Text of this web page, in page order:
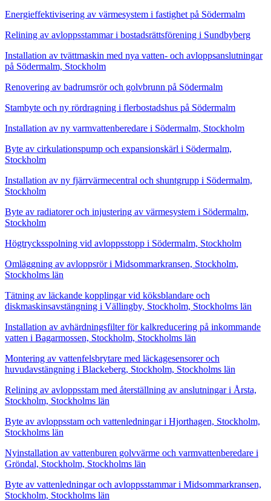
Energieffektivisering av värmesystem i fastighet på Södermalm
Relining av avloppsstammar i bostadsrättsförening i Sundbyberg
Installation av tvättmaskin med nya vatten- och avloppsanslutningar
på Södermalm, Stockholm
Renovering av badrumsrör och golvbrunn på Södermalm
Stambyte och ny rördragning i flerbostadshus på Södermalm
Installation av ny varmvattenberedare i Södermalm, Stockholm
Byte av cirkulationspump och expansionskärl i Södermalm,
Stockholm
Installation av ny fjärrvärmecentral och shuntgrupp i Södermalm,
Stockholm
Byte av radiatorer och injustering av värmesystem i Södermalm,
Stockholm
Högtrycksspolning vid avloppsstopp i Södermalm, Stockholm
Omläggning av avloppsrör i Midsommarkransen, Stockholm,
Stockholms län
Tätning av läckande kopplingar vid köksblandare och
diskmaskinsavstängning i Vällingby, Stockholm, Stockholms län
Installation av avhärdningsfilter för kalkreducering på inkommande
vatten i Bagarmossen, Stockholm, Stockholms län
Montering av vattenfelsbrytare med läckagesensorer och
huvudavstängning i Blackeberg, Stockholm, Stockholms län
Relining av avloppsstam med återställning av anslutningar i Årsta,
Stockholm, Stockholms län
Byte av avloppsstam och vattenledningar i Hjorthagen, Stockholm,
Stockholms län
Nyinstallation av vattenburen golvvärme och varmvattenberedare i
Gröndal, Stockholm, Stockholms län
Byte av vattenledningar och avloppsstammar i Midsommarkransen,
Stockholm, Stockholms län